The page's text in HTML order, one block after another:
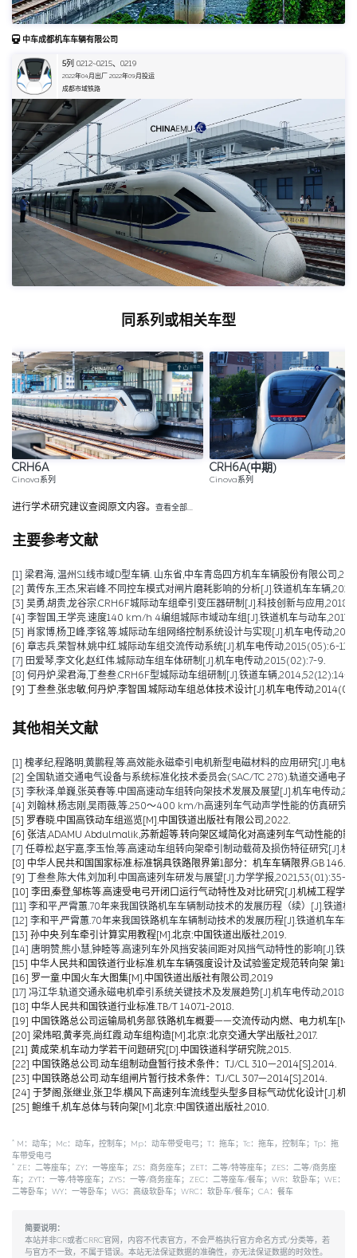
中车成都机车车辆有限公司
5列 0212~0215、0219
2022年04月出厂 2022年09月投运
成都市域铁路
同系列或相关车型
CRH6A
Cinova系列
CRH6A(中期)
Cinova系列
进行学术研究建议查阅原文内容。 查看全部…
主要参考文献
[1] 梁君海, 温州S1线市域D型车辆. 山东省,中车青岛四方机车车辆股份有限公司
[2] 黄传东,王杰,宋岩峰.不同控车模式对闸片磨耗影响的分析[J].铁道机车车辆
[3] 吴勇,胡贵,龙谷宗.CRH6F城际动车组牵引变压器研制[J].科技创新与应用
[4] 李智国,王学亮.速度140 km/h 4编组城际市域动车组[J].铁道机车与动车
[5] 肖家博,杨卫峰,李铭,等.城际动车组网络控制系统设计与实现[J].机车电传动
[6] 章志兵,荣智林,姚中红.城际动车组交流传动系统[J].机车电传动,2015(05):6-11.
[7] 田爱琴,李文化,赵红伟.城际动车组车体研制[J].机车电传动,2015(02):7-9.
[8] 何丹炉,梁君海,丁叁叁.CRH6F型城际动车组研制[J].铁道车辆,2014,52(12):14-
[9] 丁叁叁,张忠敏,何丹炉,李智国.城际动车组总体技术设计[J].机车电传动
其他相关文献
[1] 槐孝纪,程路明,黄鹏程,等.高效能永磁牵引电机新型电磁材料的应用研究[J].电
[2] 全国轨道交通电气设备与系统标准化技术委员会(SAC/TC 278).轨道交通电
[3] 李秋泽,单巍,张英春等.中国高速动车组转向架技术发展及展望[J].机车电传动
[4] 刘翰林,杨志刚,吴雨薇,等.250～400 km/h高速列车气动声学性能的仿真研究
[5] 罗春晓.中国高铁动车组巡览[M].中国铁道出版社有限公司,2022.
[6] 张洁,ADAMU Abdulmalik,苏新超等.转向架区域简化对高速列车气动性能的
[7] 任尊松,赵宇嘉,李玉怡,等.高速动车组转向架牵引制动载荷及损伤特征研究[J].机
[8] 中华人民共和国国家标准.标准锅具铁路限界第1部分：机车车辆限界.GB
[9] 丁叁叁,陈大伟,刘加利.中国高速列车研发与展望[J].力学学报,2021,53(01):35-
[10] 李田,秦登,邹栋等.高速受电弓开闭口运行气动特性及对比研究[J].机械工程学
[11] 李和平,严霄蕙.70年来我国铁路机车车辆制动技术的发展历程（续）[J].铁道
[12] 李和平,严霄蕙.70年来我国铁路机车车辆制动技术的发展历程[J].铁道机车车
[13] 孙中央.列车牵引计算实用教程[M].北京:中国铁道出版社,2019.
[14] 唐明赞,熊小慧,钟睦等.高速列车外风挡安装间距对风挡气动特性的影响[J].铁
[15] 中华人民共和国铁道行业标准.机车车辆强度设计及试验鉴定规范转向架 第1
[16] 罗一童.中国火车大图集[M].中国铁道出版社有限公司,2019
[17] 冯江华.轨道交通永磁电机牵引系统关键技术及发展趋势[J].机车电传动
[18] 中华人民共和国铁道行业标准.TB/T 1407.1-2018.
[19] 中国铁路总公司运输局机务部.铁路机车概要——交流传动内燃、电力机车[M].
[20] 梁炜昭,黄孝亮,尚红霞.动车组构造[M].北京:北京交通大学出版社,2017.
[21] 黄成荣.机车动力学若干问题研究[D].中国铁道科学研究院,2015.
[22] 中国铁路总公司.动车组制动盘暂行技术条件：TJ/CL 310—2014[S].2014.
[23] 中国铁路总公司.动车组闸片暂行技术条件：TJ/CL 307—2014[S].2014.
[24] 于梦阁,张继业,张卫华.横风下高速列车流线型头型多目标气动优化设计[J].机
[25] 鲍维千,机车总体与转向架[M].北京:中国铁道出版社,2010.
* M：动车；Mc：动车，控制车；Mp：动车带受电弓；T：拖车；Tc：拖车，控制车；Tp：拖
车带受电弓
* ZE：二等座车；ZY：一等座车；ZS：商务座车；ZET：二等/特等座车；ZES：二等/商务座
车；ZYT：一等/特等座车；ZYS：一等/商务座车；ZEC：二等座车/餐车；WR：软卧车；WE：
二等卧车；WY：一等卧车；WG：高级软卧车；WRC：软卧车/餐车；CA：餐车
简要说明：
本站并非CR或者CRRC官网，内容不代表官方，不会严格执行官方命名方式/分类等，若
与官方不一致，不属于错误。本站无法保证数据的准确性，亦无法保证数据的时效性。